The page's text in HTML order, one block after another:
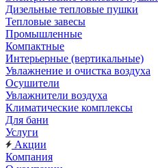
Дизельные тепловые пушки
Тепловые завесы
Промышленные
Компактные
Интерьерные (вертикальные)
Увлажнение и очистка воздуха
Осушители
Увлажнители воздуха
Климатические комплексы
Для бани
Услуги
Акции
Компания